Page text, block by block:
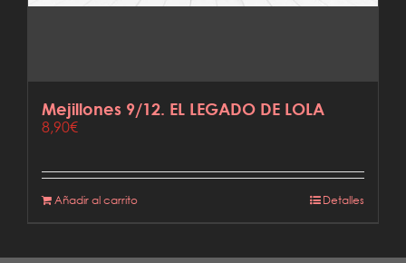
Mejillones 9/12. EL LEGADO DE LOLA
8,90€
Añadir al carrito Detalles